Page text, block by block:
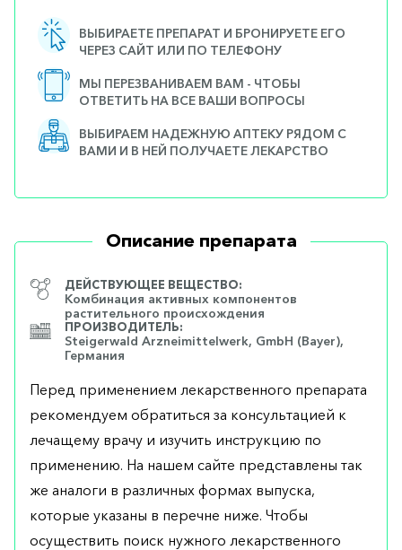
ВЫБИРАЕТЕ ПРЕПАРАТ И БРОНИРУЕТЕ ЕГО
ЧЕРЕЗ САЙТ ИЛИ ПО ТЕЛЕФОНУ
МЫ ПЕРЕЗВАНИВАЕМ ВАМ - ЧТОБЫ
ОТВЕТИТЬ НА ВСЕ ВАШИ ВОПРОСЫ
ВЫБИРАЕМ НАДЕЖНУЮ АПТЕКУ РЯДОМ С
ВАМИ И В НЕЙ ПОЛУЧАЕТЕ ЛЕКАРСТВО
Описание препарата
ДЕЙСТВУЮЩЕЕ ВЕЩЕСТВО:
Комбинация активных компонентов
растительного происхождения
ПРОИЗВОДИТЕЛЬ:
Steigerwald Arzneimittelwerk, GmbH (Bayer),
Германия
Перед применением лекарственного препарата
рекомендуем обратиться за консультацией к
лечащему врачу и изучить инструкцию по
применению. На нашем сайте представлены так
же аналоги в различных формах выпуска,
которые указаны в перечне ниже. Чтобы
осуществить поиск нужного лекарственного